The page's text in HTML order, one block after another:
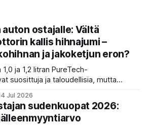
ostajalle: Vältä
kallis hihnajumi –
ja jakoketjun eron?
ja 1,2 litran PureTech-
suosittuja ja taloudellisia, mutta
malleissa käytetty
osoittautunut monelle autoilijalle
KaaraTV:n opas: Näin tunnistat riskit.
Jul 2026
sudenkuopat 2026: